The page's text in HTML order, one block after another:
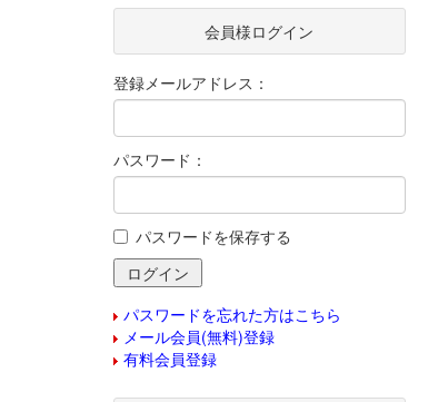
会員様ログイン
登録メールアドレス：
パスワード：
パスワードを保存する
パスワードを忘れた方はこちら
メール会員(無料)登録
有料会員登録